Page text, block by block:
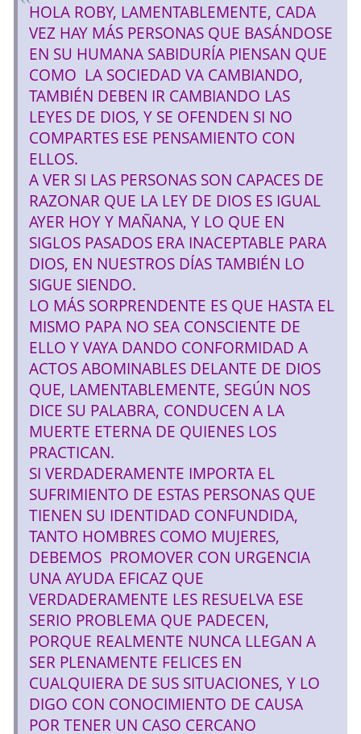
HOLA ROBY, LAMENTABLEMENTE, CADA
VEZ HAY MÁS PERSONAS QUE BASÁNDOSE
EN SU HUMANA SABIDURÍA PIENSAN QUE
COMO LA SOCIEDAD VA CAMBIANDO,
TAMBIÉN DEBEN IR CAMBIANDO LAS
LEYES DE DIOS, Y SE OFENDEN SI NO
COMPARTES ESE PENSAMIENTO CON
ELLOS.
A VER SI LAS PERSONAS SON CAPACES DE
RAZONAR QUE LA LEY DE DIOS ES IGUAL
AYER HOY Y MAÑANA, Y LO QUE EN
SIGLOS PASADOS ERA INACEPTABLE PARA
DIOS, EN NUESTROS DÍAS TAMBIÉN LO
SIGUE SIENDO.
LO MÁS SORPRENDENTE ES QUE HASTA EL
MISMO PAPA NO SEA CONSCIENTE DE
ELLO Y VAYA DANDO CONFORMIDAD A
ACTOS ABOMINABLES DELANTE DE DIOS
QUE, LAMENTABLEMENTE, SEGÚN NOS
DICE SU PALABRA, CONDUCEN A LA
MUERTE ETERNA DE QUIENES LOS
PRACTICAN.
SI VERDADERAMENTE IMPORTA EL
SUFRIMIENTO DE ESTAS PERSONAS QUE
TIENEN SU IDENTIDAD CONFUNDIDA,
TANTO HOMBRES COMO MUJERES,
DEBEMOS PROMOVER CON URGENCIA
UNA AYUDA EFICAZ QUE
VERDADERAMENTE LES RESUELVA ESE
SERIO PROBLEMA QUE PADECEN,
PORQUE REALMENTE NUNCA LLEGAN A
SER PLENAMENTE FELICES EN
CUALQUIERA DE SUS SITUACIONES, Y LO
DIGO CON CONOCIMIENTO DE CAUSA
POR TENER UN CASO CERCANO